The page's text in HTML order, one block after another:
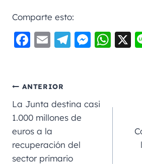
Comparte esto:
F
e
b
o
o
k
E
l
Te
m
M
n
W
A
X
ANTERIOR
La Junta destina casi
1.000 millones de
euros a la
recuperación del
sector primario